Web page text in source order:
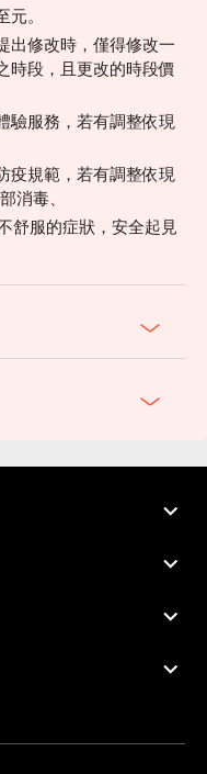
。
出修改時，僅得修改一
時段，且更改的時段價
驗服務，若有調整依現
疫規範，若有調整依現
消毒、
舒服的症狀，安全起見